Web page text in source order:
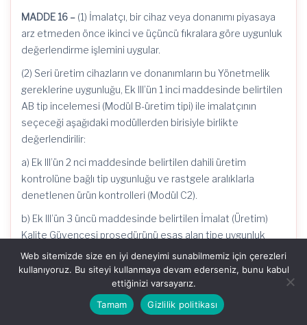
MADDE 16 – (1) İmalatçı, bir cihaz veya donanımı piyasaya
arz etmeden önce ikinci ve üçüncü fıkralara göre uygunluk
değerlendirme işlemini uygular.
(2) Seri üretim cihazların ve donanımların bu Yönetmelik
gereklerine uygunluğu, Ek III’ün 1 inci maddesinde belirtilen
AB tip incelemesi (Modül B-üretim tipi) ile imalatçının
seçeceği aşağıdaki modüllerden birisiyle birlikte
değerlendirilir:
a) Ek III’ün 2 nci maddesinde belirtilen dahili üretim
kontrolüne bağlı tip uygunluğu ve rastgele aralıklarla
denetlenen ürün kontrolleri (Modül C2).
b) Ek III’ün 3 üncü maddesinde belirtilen İmalat (Üretim)
Kalite Güvencesi prosedürünü esas alan tipe uygunluk
(Modül D).
c) Ek III’ün 4 üncü maddesinde belirtilen ürün kalite
güvencesine bağlı tip uygunluğu (Modül E).
ç) Ek III’ün 5 inci maddesinde belirtilen ürün doğrulamasına
Web sitemizde size en iyi deneyimi sunabilmemiz için çerezleri
kullanıyoruz. Bu siteyi kullanmaya devam ederseniz, bunu kabul
ettiğinizi varsayarız.
Tamam
Gizlilik politikası